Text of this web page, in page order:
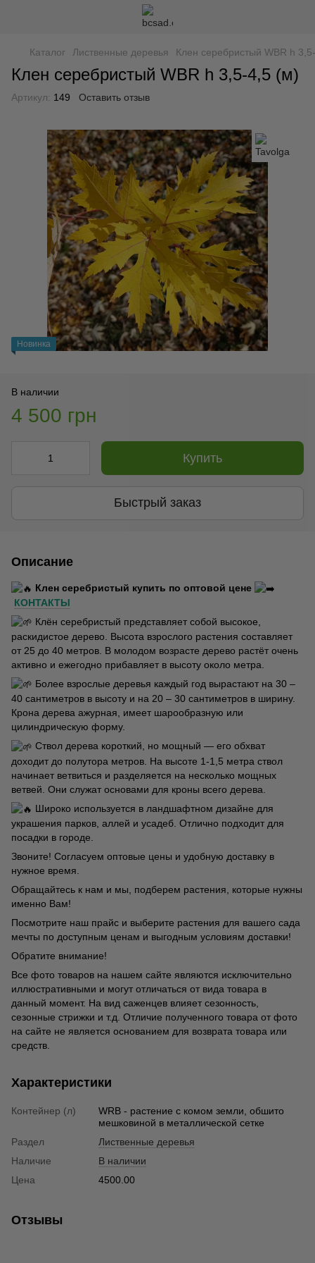
Каталог Лиственные деревья Клен серебристый WBR h
Клен серебристый WBR h 3,5-4,5 (м)
Артикул: 149 Оставить отзыв
Новинка
В наличии
4 500 грн
Купить
Быстрый заказ
Описание
Клен серебристый купить по оптовой цене
КОНТАКТЫ
Клён серебристый представляет собой высокое,
раскидистое дерево. Высота взрослого растения составляет
от 25 до 40 метров. В молодом возрасте дерево растёт очень
активно и ежегодно прибавляет в высоту около метра.
Более взрослые деревья каждый год вырастают на 30 –
40 сантиметров в высоту и на 20 – 30 сантиметров в ширину.
Крона дерева ажурная, имеет шарообразную или
цилиндрическую форму.
Ствол дерева короткий, но мощный — его обхват
доходит до полутора метров. На высоте 1-1,5 метра ствол
начинает ветвиться и разделяется на несколько мощных
ветвей. Они служат основами для кроны всего дерева.
Широко используется в ландшафтном дизайне для
украшения парков, аллей и усадеб. Отлично подходит для
посадки в городе.
Звоните! Согласуем оптовые цены и удобную доставку в
нужное время.
Обращайтесь к нам и мы, подберем растения, которые нужны
именно Вам!
Посмотрите наш прайс и выберите растения для вашего сада
мечты по доступным ценам и выгодным условиям доставки!
Обратите внимание!
Все фото товаров на нашем сайте являются исключительно
иллюстративными и могут отличаться от вида товара в
данный момент. На вид саженцев влияет сезонность,
сезонные стрижки и т.д. Отличие полученного товара от фото
на сайте не является основанием для возврата товара или
средств.
Характеристики
Контейнер (л)
WRB - растение с комом земли, обшито
мешковиной в металлической сетке
Раздел
Лиственные деревья
Наличие
В наличии
Цена
4500.00
Отзывы